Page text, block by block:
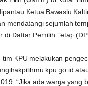
Ketua Bawaslu
mendatangi sejumlah
di Daftar Pemilih Tetap
tim KPU melakukan
“Jika ada warga